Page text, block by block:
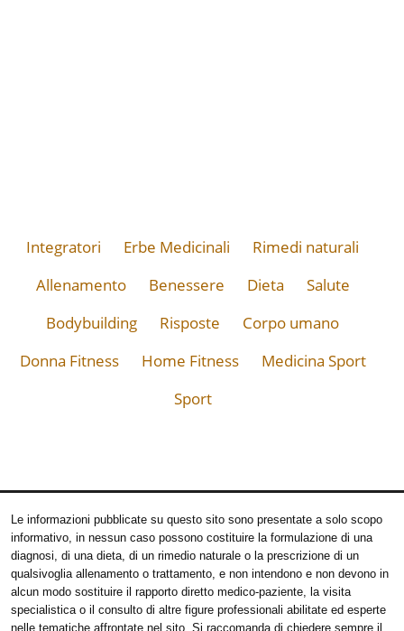
Integratori Erbe Medicinali
Rimedi naturali
Allenamento
Benessere Dieta
Salute
Bodybuilding
Risposte
Corpo umano
Donna Fitness
Home Fitness
Medicina Sport
Sport
Le informazioni pubblicate su questo sito sono presentate a solo scopo
informativo, in nessun caso possono costituire la formulazione di una
diagnosi, di una dieta, di un rimedio naturale o la prescrizione di un
qualsivoglia allenamento o trattamento, e non intendono e non devono in
alcun modo sostituire il rapporto diretto medico-paziente, la visita
specialistica o il consulto di altre figure professionali abilitate ed esperte
nelle tematiche affrontate nel sito. Si raccomanda di chiedere sempre il